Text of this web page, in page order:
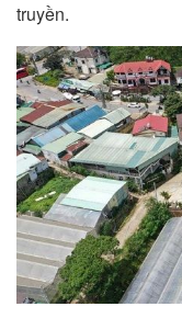
truyền.